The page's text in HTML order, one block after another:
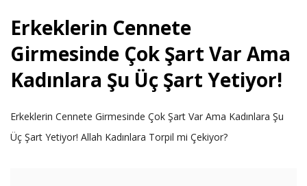
Erkeklerin Cennete
Girmesinde Çok Şart Var Ama
Kadınlara Şu Üç Şart Yetiyor!
Erkeklerin Cennete Girmesinde Çok Şart Var Ama Kadınlara Şu
Üç Şart Yetiyor! Allah Kadınlara Torpil mi Çekiyor?